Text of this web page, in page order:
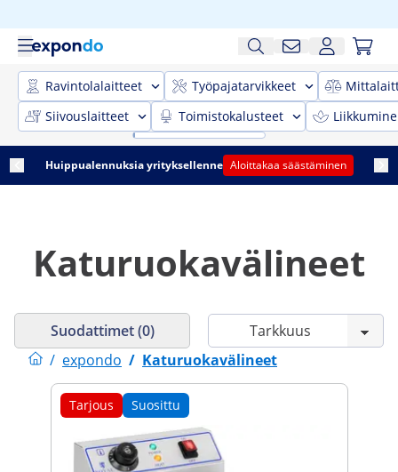
Ravintolalaitteet Työpajatarvikkeet
Siivouslaitteet
Toimistokalusteet
Huippualennuksia yrityksellenne Aloittakaa säästäminen
Katuruokavälineet
/ expondo / Katuruokavälineet
Suodattimet (0)
Tarjous Suosittu